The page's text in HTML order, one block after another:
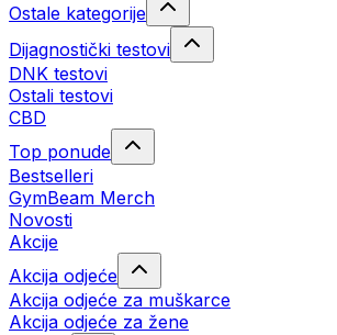
Ostale kategorije
Dijagnostički testovi
DNK testovi
Ostali testovi
CBD
Top ponude
Bestselleri
GymBeam Merch
Novosti
Akcije
Akcija odjeće
Akcija odjeće za muškarce
Akcija odjeće za žene